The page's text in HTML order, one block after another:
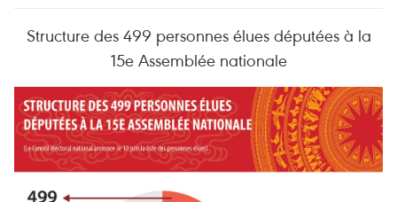
Structure des 499 personnes élues députées à la
15e Assemblée nationale